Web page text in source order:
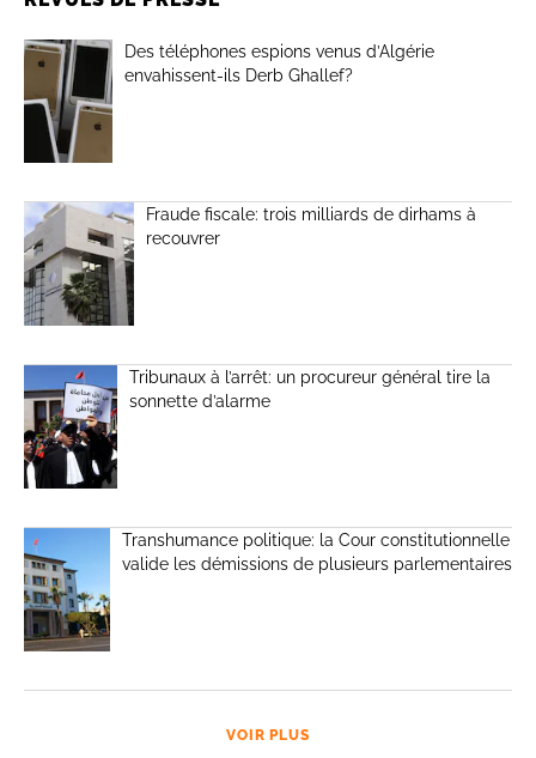
Des téléphones espions venus d’Algérie
envahissent-ils Derb Ghallef?
Fraude fiscale: trois milliards de dirhams à
recouvrer
Tribunaux à l’arrêt: un procureur général tire la
sonnette d’alarme
Transhumance politique: la Cour constitutionnelle
valide les démissions de plusieurs parlementaires
VOIR PLUS